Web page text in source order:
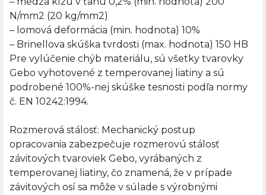
N/mm2 (20 kg/mm2)
– lomová deformácia (min. hodnota) 10%
– Brinellova skúška tvrdosti (max. hodnota) 150 HB
Pre vylúčenie chýb materiálu, sú všetky tvarovky
Gebo vyhotovené z temperovanej liatiny a sú
podrobené 100%-nej skúške tesnosti podľa normy
č. EN 10242:1994.
Rozmerová stálosť: Mechanický postup
opracovania zabezpečuje rozmerovú stálosť
závitových tvaroviek Gebo, vyrábaných z
temperovanej liatiny, čo znamená, že v prípade
závitových osí sa môže v súlade s výrobnými